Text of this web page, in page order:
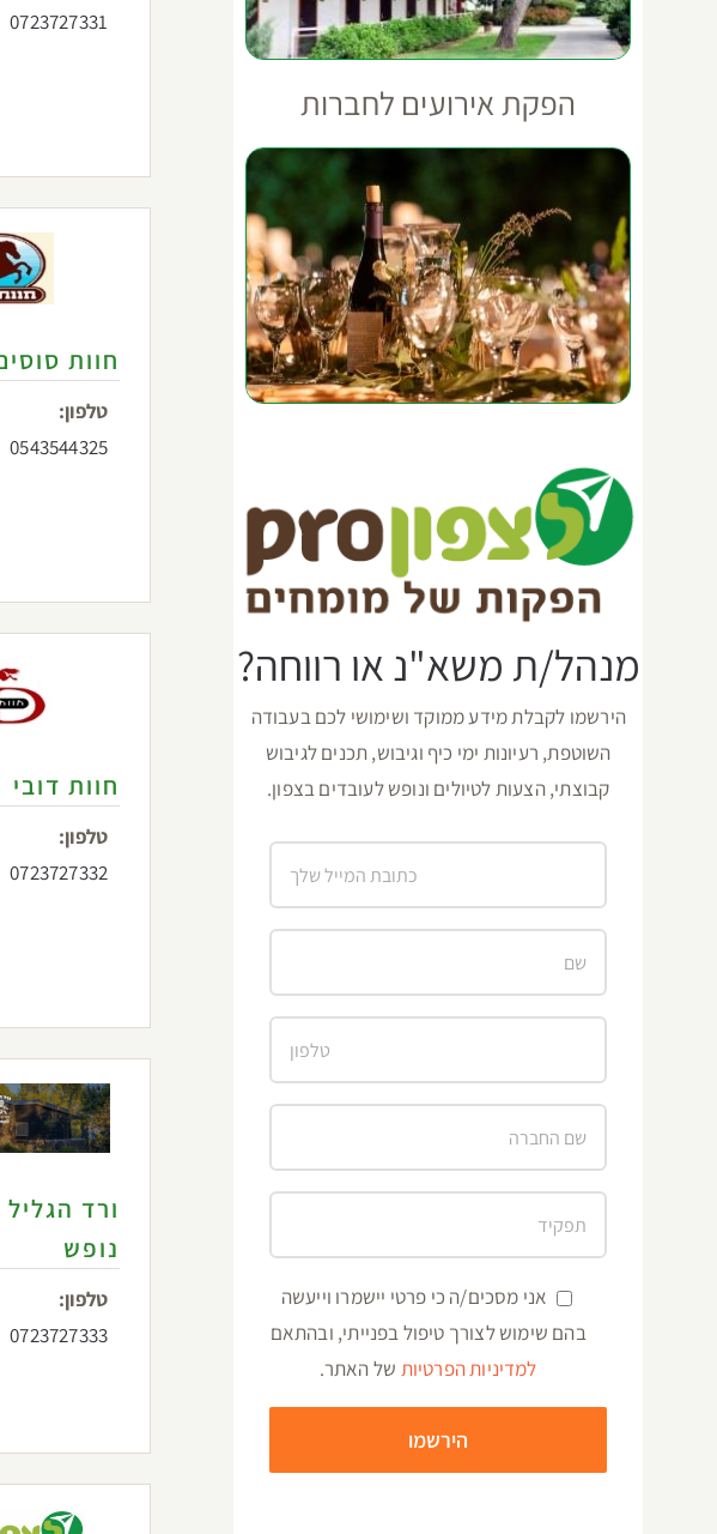
0723727331
חוות
טלפון:
0543544325
חוות דובי
טלפון:
0723727332
ורד
נופש
טלפון:
0723727333
הפקת אירועים לחברות
מנהל/ת משא"נ או רווחה?
הירשמו לקבלת מידע ממוקד ושימושי לכם בעבודה
השוטפת, רעיונות ימי כיף וגיבוש, תכנים לגיבוש
קבוצתי, הצעות לטיולים ונופש לעובדים בצפון.
אני מסכים/ה כי פרטי יישמרו וייעשה
בהם שימוש לצורך טיפול בפנייתי, ובהתאם
למדיניות הפרטיות של האתר.